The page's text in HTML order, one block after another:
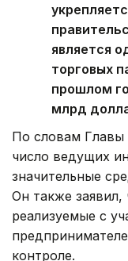
является
торговых
прошлом
млрд
По словам Главы
число ведущих
значительные
Он также
реализуемые с
контроле.